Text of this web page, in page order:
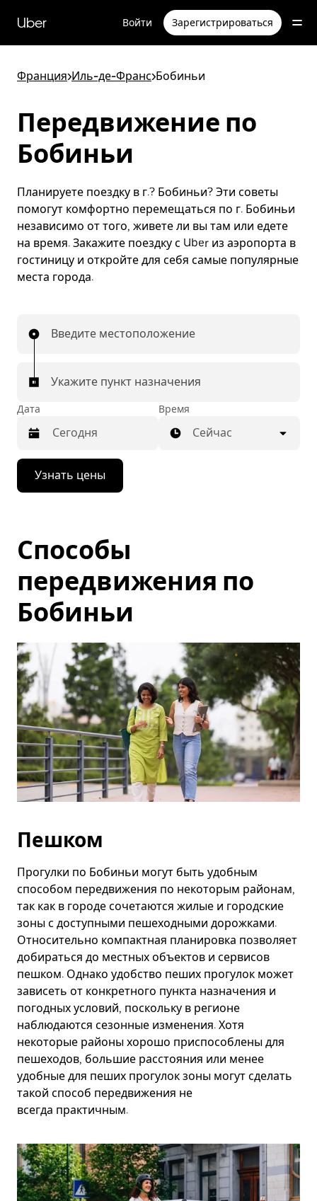
перейти
к
Uber Войти Зарегистрироваться
Франция>Иль-де-Франс>Бобиньи
Передвижение по
Бобиньи
Планируете поездку в г.? Бобиньи? Эти советы
помогут комфортно перемещаться по г. Бобиньи
независимо от того, живете ли вы там или едете
на время. Закажите поездку с Uber из аэропорта в
гостиницу и откройте для себя самые популярные
места города.
Введите местоположение
Укажите пункт назначения
Дата
Нажмите
стрелку
вниз,
календарю
и
дату.
Чтобы
закрыть
календарь,
Esc.
Время
Сейчас
Узнать цены
Способы
передвижения по
Бобиньи
Пешком
Прогулки по Бобиньи могут быть удобным
способом передвижения по некоторым районам,
так как в городе сочетаются жилые и городские
зоны с доступными пешеходными дорожками.
Относительно компактная планировка позволяет
добираться до местных объектов и сервисов
пешком. Однако удобство пеших прогулок может
зависеть от конкретного пункта назначения и
погодных условий, поскольку в регионе
наблюдаются сезонные изменения. Хотя
некоторые районы хорошо приспособлены для
пешеходов, большие расстояния или менее
удобные для пеших прогулок зоны могут сделать
такой способ передвижения не
всегда практичным.